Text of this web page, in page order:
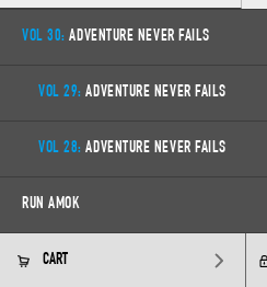
VOL 30: ADVENTURE NEVER FAILS
VOL 29: ADVENTURE NEVER FAILS
VOL 28: ADVENTURE NEVER FAILS
RUN AMOK
CART